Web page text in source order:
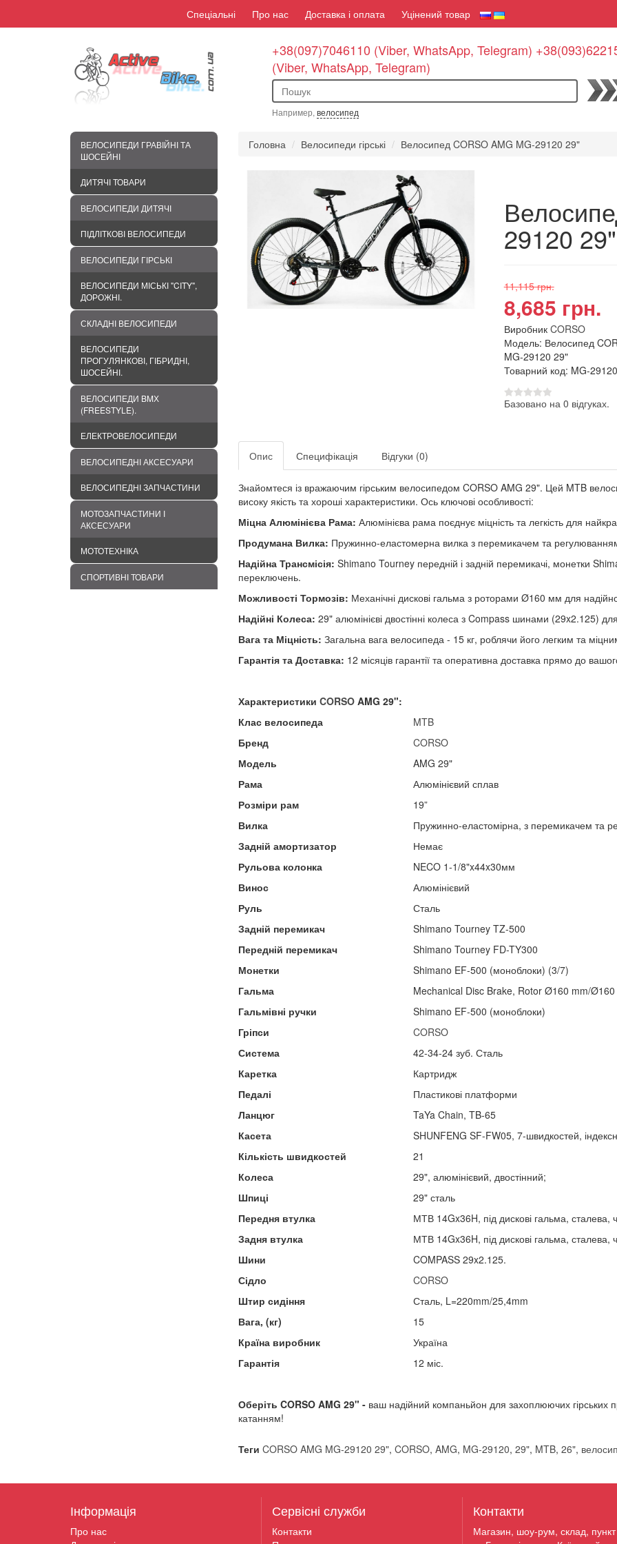
Спеціальні Про нас Доставка і оплата Уцінений товар
+38(097)7046110 (Viber, WhatsApp, Telegram)
(Viber, WhatsApp, Telegram)
Например, велосипед
ВЕЛОСИПЕДИ ГРАВІЙНІ ТА
ШОСЕЙНІ
ДИТЯЧІ ТОВАРИ
ВЕЛОСИПЕДИ ДИТЯЧІ
ПІДЛІТКОВІ ВЕЛОСИПЕДИ
ВЕЛОСИПЕДИ ГІРСЬКІ
ВЕЛОСИПЕДИ МІСЬКІ "CITY",
ДОРОЖНІ.
СКЛАДНІ ВЕЛОСИПЕДИ
ВЕЛОСИПЕДИ
ПРОГУЛЯНКОВІ, ГІБРИДНІ,
ШОСЕЙНІ.
ВЕЛОСИПЕДИ BMХ
(FREESTYLE).
ЕЛЕКТРОВЕЛОСИПЕДИ
ВЕЛОСИПЕДНІ АКСЕСУАРИ
ВЕЛОСИПЕДНІ ЗАПЧАСТИНИ
МОТОЗАПЧАСТИНИ І
АКСЕСУАРИ
МОТОТЕХНІКА
СПОРТИВНІ ТОВАРИ
Головна Велосипеди гірські Велосипед CORSO AMG MG-29120 29"
29120 29"
11,115 грн.
8,685 грн.
Виробник CORSO
Модель: Велосипед
MG-29120 29"
Товарний код: MG-29120
Базовано на 0 відгуках.
Опис Специфікація Відгуки (0)
Знайомтеся із вражаючим гірським велосипедом CORSO AMG 29". Цей MTB
високу якість та хороші характеристики. Ось ключові особливості:
Міцна Алюмінієва Рама: Алюмінієва рама поєднує міцність та легкість для
Продумана Вилка: Пружинно-еластомерна вилка з перемикачем та
Надійна Трансмісія: Shimano Tourney передній і задній перемикачі, монетки
переключень.
Можливості Тормозів: Механічні дискові гальма з роторами Ø160 мм для
Надійні Колеса: 29" алюмінієві двостінні колеса з Compass шинами (29x2.125) для
Вага та Міцність: Загальна вага велосипеда - 15 кг, роблячи його легким та
Гарантія та Доставка: 12 місяців гарантії та оперативна доставка прямо до
Характеристики CORSOAMG 29":
Клас велосипеда
MTB
Бренд
CORSO
Модель
AMG 29"
Рама
Алюмінієвий сплав
Розміри рам
19”
Вилка
Пружинно-еластомірна, з перемикачем та
Задній амортизатор
Немає
Рульова колонка
NECO 1-1/8"x44x30мм
Винос
Алюмінієвий
Руль
Сталь
Задній перемикач
Shimano Tourney TZ-500
Передній перемикач
Shimano Tourney FD-TY300
Монетки
Shimano EF-500 (моноблоки) (3/7)
Гальма
Mechanical Disc Brake, Rotor Ø160 mm/Ø160
Гальмівні ручки
Shimano EF-500 (моноблоки)
Гріпси
CORSO
Система
42-34-24 зуб. Сталь
Каретка
Картридж
Педалі
Пластикові платформи
Ланцюг
TaYa Chain, TB-65
Касета
SHUNFENG SF-FW05, 7-швидкостей,
Кількість швидкостей
21
Колеса
29", алюмінієвий, двостінний;
Шпиці
29" сталь
Передня втулка
МТВ 14Gx36H, під дискові гальма, сталева,
Задня втулка
МТВ 14Gx36H, під дискові гальма, сталева,
Шини
COMPASS 29x2.125.
Сідло
CORSO
Штир сидіння
Сталь, L=220mm/25,4mm
Вага, (кг)
15
Країна виробник
Україна
Гарантія
12 міс.
Оберіть CORSO AMG 29" -ваш надійний компаньйон для захоплюючих гірських
катанням!
Теги CORSO AMG MG-29120 29", CORSO, AMG, MG-29120, 29", MTB, 26",
Інформація
Про нас
Сервісні служби
Контакти
Контакти
Магазин, шоу-рум, склад, пункт